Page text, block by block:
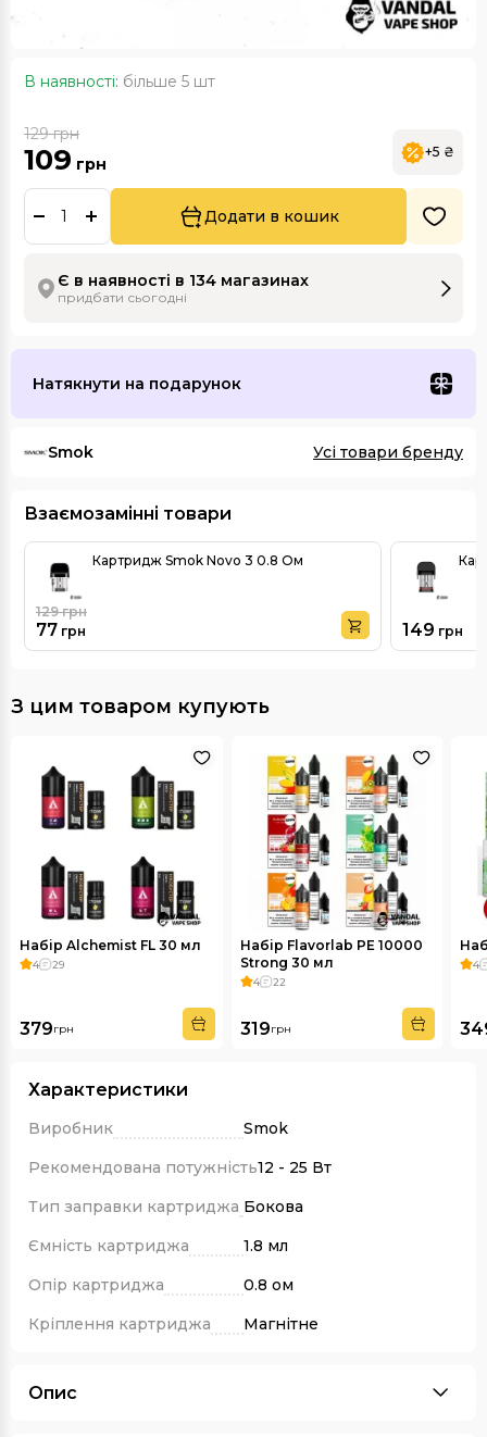
В наявності: більше 5 шт
129грн
109 грн
+5 ₴
Додати в кошик
Є в наявності в 134 магазинах
придбати сьогодні
Натякнути на подарунок
Smok Усі товари бренду
Взаємозамінні товари
Картридж Smok Novo 3 0.8 Ом
77 грн
129грн
149 грн
З цим товаром купують
Набір Alchemist FL 30 мл
4 29
379грн
Набір Flavorlab PE 10000
Strong 30 мл
4 22
319грн
4
Характеристики
Виробник
Smok
Рекомендована потужність12 - 25 Вт
Тип заправки картриджа Бокова
Ємність картриджа
1.8 мл
Опір картриджа
0.8 ом
Кріплення картриджа
Магнітне
Опис